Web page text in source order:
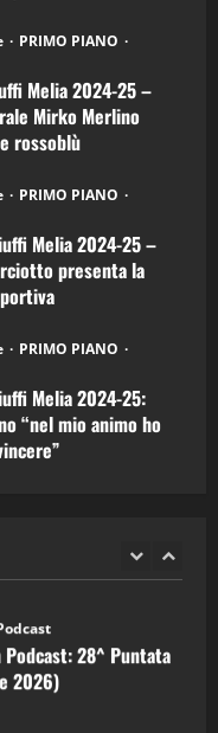
PRIMO PIANO
Melia 2024-25 –
Mirko Merlino
rossoblù
PRIMO PIANO
Melia 2024-25 –
presenta la
PRIMO PIANO
Melia 2024-25:
“nel mio animo ho
27^ Puntata
26^ Puntata
30^ Puntata
2026)
Podcast: 28^ Puntata
2026)